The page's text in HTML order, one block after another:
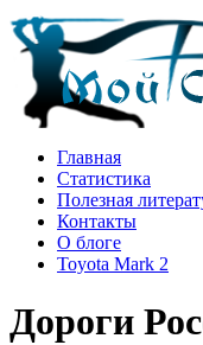
Главная
Статистика
Полезная
Контакты
О блоге
Toyota Mark 2
Дороги